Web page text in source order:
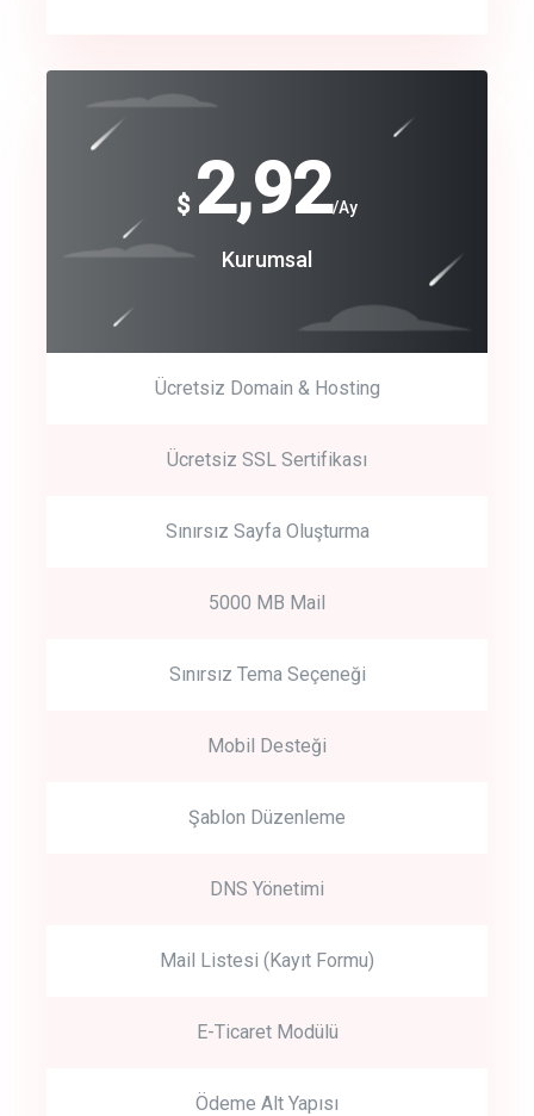
crm auto cync
track energy costs
Get Started
Start by trying our service for 30 days free trial no credit card
$ 2,92/Ay
Kurumsal
Ücretsiz Domain & Hosting
Ücretsiz SSL Sertifikası
Sınırsız Sayfa Oluşturma
5000 MB Mail
Sınırsız Tema Seçeneği
Mobil Desteği
Şablon Düzenleme
DNS Yönetimi
Mail Listesi (Kayıt Formu)
E-Ticaret Modülü
Ödeme Alt Yapısı
$
240
Coroprate